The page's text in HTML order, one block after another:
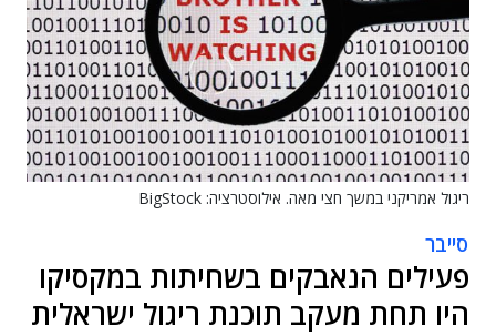
ריגול אמריקני במשך חצי מאה. אילוסטרציה: BigStock
סייבר
פעילים הנאבקים בשחיתות במקסיקו
היו תחת מעקב תוכנת ריגול ישראלית